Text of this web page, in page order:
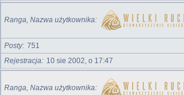
Ranga, Nazwa użytkownika
Posty 751
Rejestracja
10 sie 2002, o 17:47
Ranga, Nazwa użytkownika